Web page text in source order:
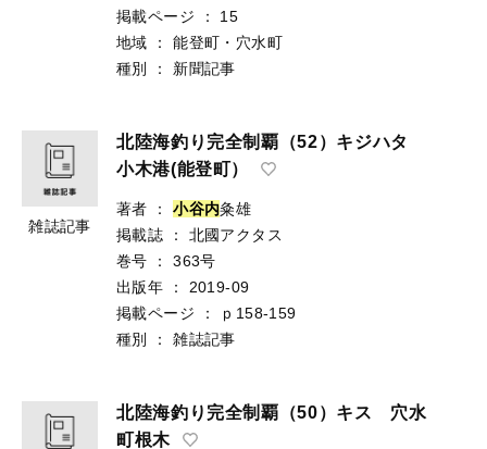
掲載ページ
：
15
地域
：
能登町・穴水町
種別
： 新聞記事
雑誌記事
北陸海釣り完全制覇（52）キジハタ
小木港(能登町）
著者 ： 小谷内粂雄
掲載誌
：
北國アクタス
巻号
：
363号
出版年
：
2019-09
掲載ページ
：
ｐ158-159
種別
： 雑誌記事
北陸海釣り完全制覇（50）キス 穴水
町根木